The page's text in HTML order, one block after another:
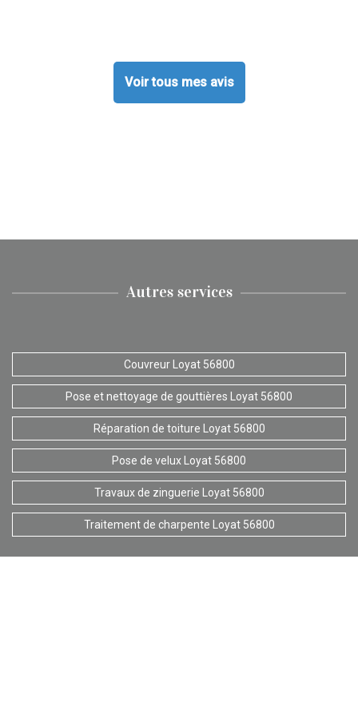
Voir tous mes avis
Autres services
Couvreur Loyat 56800
Pose et nettoyage de gouttières Loyat 56800
Réparation de toiture Loyat 56800
Pose de velux Loyat 56800
Travaux de zinguerie Loyat 56800
Traitement de charpente Loyat 56800